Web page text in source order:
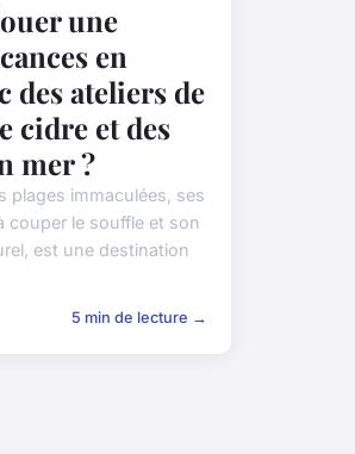
une
en
des ateliers de
cidre et des
mer ?
plages immaculées, ses
couper le souffle et son
est une destination
5 min de lecture →